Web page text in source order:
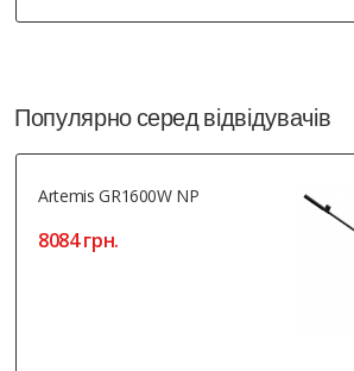
Популярно серед відвідувачів
Artemis GR1600W NP
8084 грн.